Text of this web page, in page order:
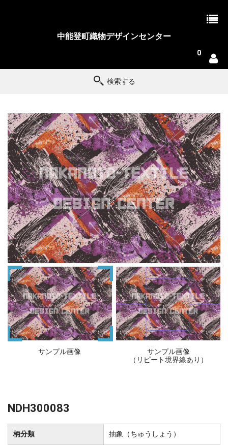
中能登町織物デザインセンター
0
検索する
サンプル画像
サンプル画像
（リピート境界線あり）
NDH300083
柄分類 抽象（ちゅうしょう）